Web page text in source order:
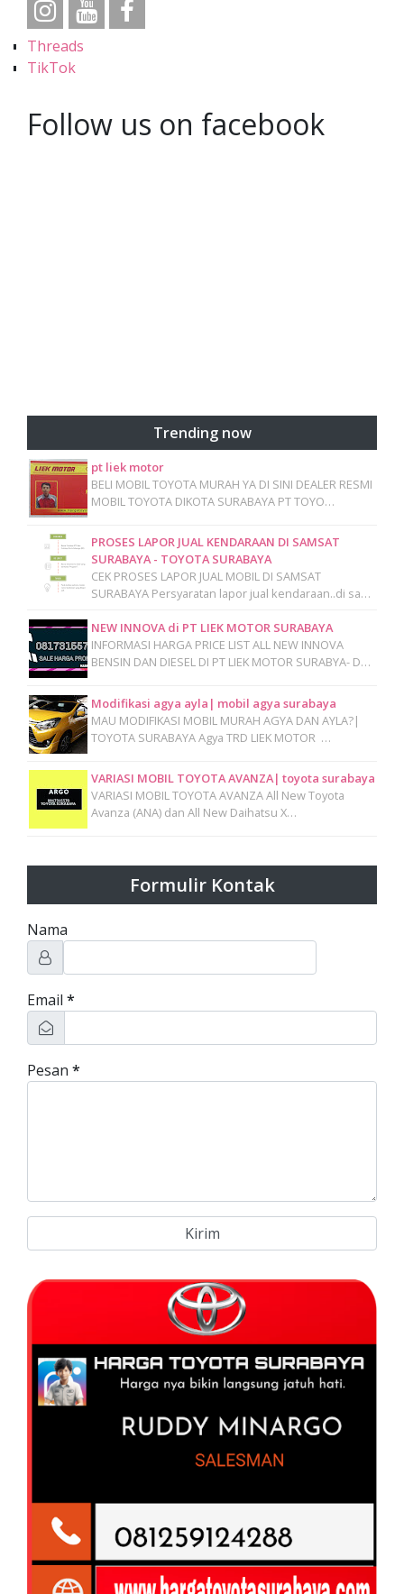
Threads
TikTok
Follow us on facebook
Trending now
pt liek motor
BELI MOBIL TOYOTA MURAH YA DI SINI DEALER RESMI
MOBIL TOYOTA DIKOTA SURABAYA PT TOYO…
PROSES LAPOR JUAL KENDARAAN DI SAMSAT
SURABAYA - TOYOTA SURABAYA
CEK PROSES LAPOR JUAL MOBIL DI SAMSAT
SURABAYA Persyaratan lapor jual kendaraan..di sa…
NEW INNOVA di PT LIEK MOTOR SURABAYA
INFORMASI HARGA PRICE LIST ALL NEW INNOVA
BENSIN DAN DIESEL DI PT LIEK MOTOR SURABYA- D…
Modifikasi agya ayla| mobil agya surabaya
MAU MODIFIKASI MOBIL MURAH AGYA DAN AYLA?|
TOYOTA SURABAYA Agya TRD LIEK MOTOR …
VARIASI MOBIL TOYOTA AVANZA| toyota surabaya
VARIASI MOBIL TOYOTA AVANZA All New Toyota
Avanza (ANA) dan All New Daihatsu X…
Formulir Kontak
Nama
Email *
Pesan *